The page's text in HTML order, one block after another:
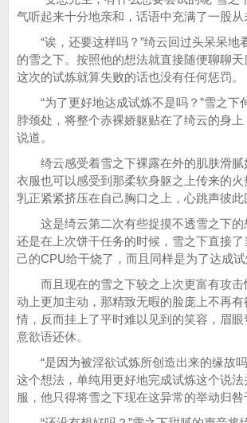
气听起来十分地亲和，话语中充满了一股从
“诶，还要这样吗？”绮云回过头呆呆地
的雪之下。按照他的想法就直接随便聊聊
这次的试炼就算失败的话也没有任何惩罚。
“为了更好地达成试炼不是吗？”雪之下
脖颈处，将整个赤裸娇躯贴在了绮云的身
说道。
绮云感受着雪之下裸露在外的肌肤滑腻
衣服也可以感受到那柔软身躯之上传来的火
乳正紧紧挤压在自己胸口之上，心跳声彼此
这是绮云第二次有些捉摸不透雪之下的
还是在上次饼干任务的时候，雪之下直接了
己的CPU给干烧了，而且同样是为了达成试
而且现在的雪之下较之上次更富有攻击
动上更加主动，那精致无暇的脸庞上不再
情，反而挂上了平时难以见到的笑容，眉
意欲语还休。
“是因为被淫欲试炼所创造出来的缘故吗
这个想法，单纯用更好地完成试炼这个说
服，他只得将雪之下现在这异常的举动归咎